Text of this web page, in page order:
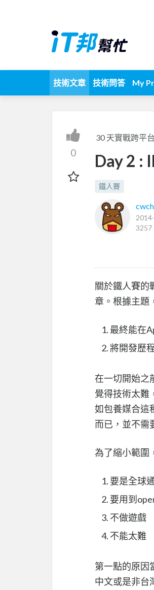
技術文章 技術問答 My
0
30 天實戰跨平
Day 2 :
鐵人賽
3257
關於鐵人賽的
章。根據主題
最終能在
將開發歷
在一切開始之
覺得技術太難
如包養媒合這
而已，並不需
為了縮小範圍
要是全球
要用到
不做遊戲
不能太難
第一點的原因
中文或是非台